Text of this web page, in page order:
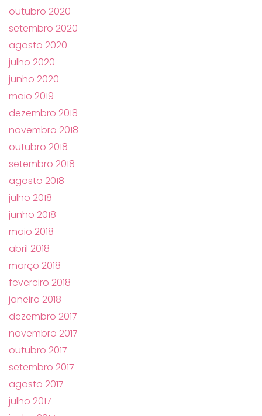
outubro 2020
setembro 2020
agosto 2020
julho 2020
junho 2020
maio 2019
dezembro 2018
novembro 2018
outubro 2018
setembro 2018
agosto 2018
julho 2018
junho 2018
maio 2018
abril 2018
março 2018
fevereiro 2018
janeiro 2018
dezembro 2017
novembro 2017
outubro 2017
setembro 2017
agosto 2017
julho 2017